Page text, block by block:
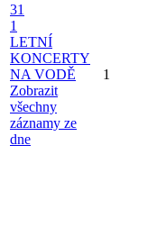
31
1
LETNÍ
KONCERTY
NA VODĚ
Zobrazit
všechny
záznamy ze
dne
1